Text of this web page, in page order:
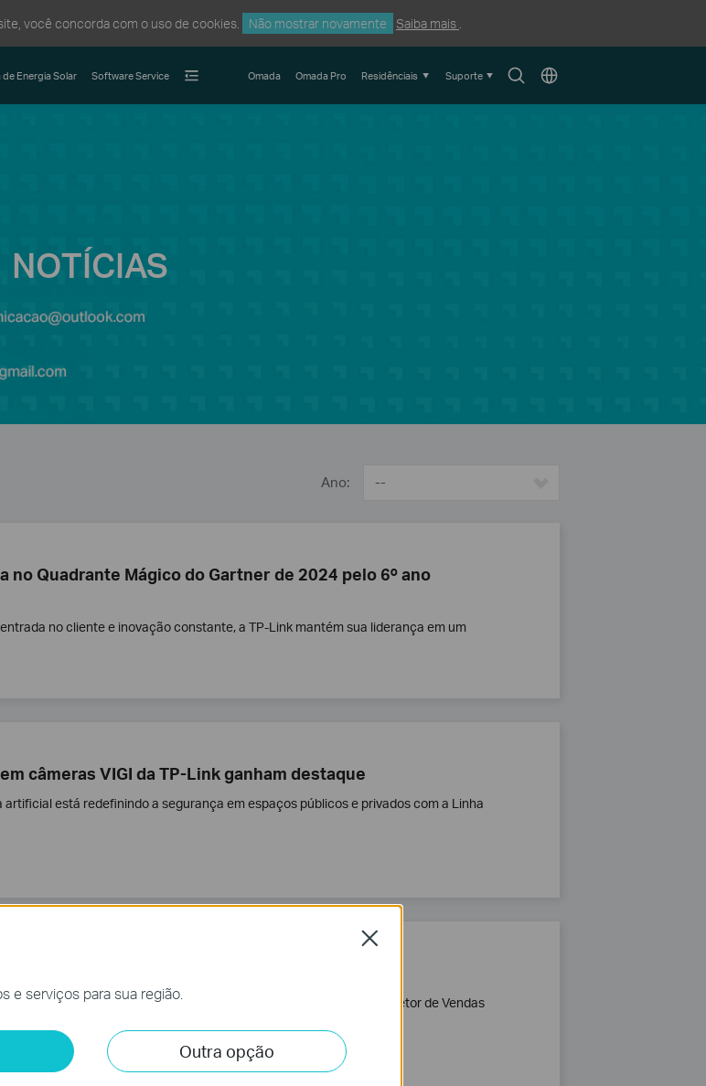
você concorda com o uso de cookies. Não mostrar novamente Saiba mais
SearchChoose
de Energia Solar Software Service Omada Omada Pro Residênciais Suporte
NOTÍCIAS
Ano: --
no Quadrante Mágico do Gartner de 2024 pelo 6º ano
no cliente e inovação constante, a TP-Link mantém sua liderança em um
câmeras VIGI da TP-Link ganham destaque
está redefinindo a segurança em espaços públicos e privados com a Linha
Diretor de Vendas para Enterprise & SMB
em conectividade há 11 anos, anuncia a nomeação de seu novo Diretor de Vendas
e serviços para sua região.
Outra opção
Close